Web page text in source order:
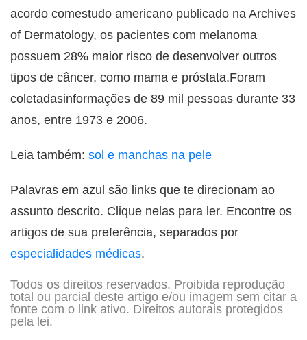
acordo comestudo americano publicado na Archives
of Dermatology, os pacientes com melanoma
possuem 28% maior risco de desenvolver outros
tipos de câncer, como mama e próstata.Foram
coletadasinformações de 89 mil pessoas durante 33
anos, entre 1973 e 2006.
Leia também: sol e manchas na pele
Palavras em azul são links que te direcionam ao
assunto descrito. Clique nelas para ler. Encontre os
artigos de sua preferência, separados por
especialidades médicas.
Todos os direitos reservados. Proibida reprodução
total ou parcial deste artigo e/ou imagem sem citar a
fonte com o link ativo. Direitos autorais protegidos
pela lei.